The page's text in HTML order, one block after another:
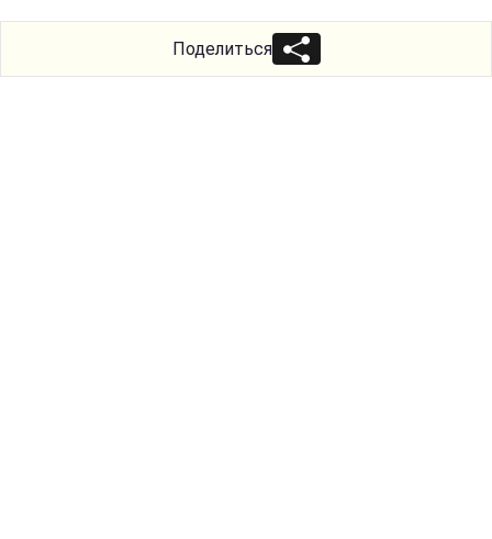
Поделиться